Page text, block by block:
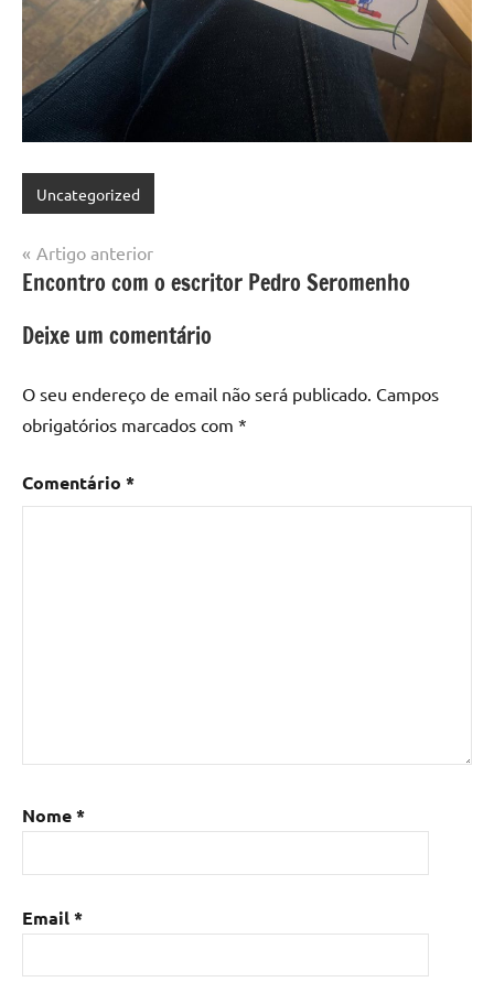
Uncategorized
Navegação
de
artigos
Artigo anterior
Encontro com o escritor Pedro Seromenho
Deixe um comentário
O seu endereço de email não será publicado. Campos
obrigatórios marcados com *
Comentário *
Nome*
Email*